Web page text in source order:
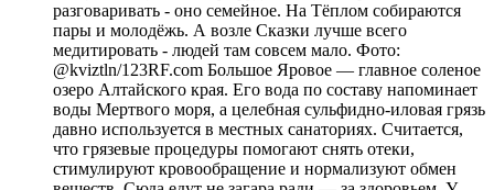
разговаривать - оно семейное. На Тёплом собираются
пары и молодёжь. А возле Сказки лучше всего
медитировать - людей там совсем мало. Фото:
@kviztln/123RF.com Большое Яровое — главное соленое
озеро Алтайского края. Его вода по составу напоминает
воды Мертвого моря, а целебная сульфидно-иловая грязь
давно используется в местных санаториях. Считается,
что грязевые процедуры помогают снять отеки,
стимулируют кровообращение и нормализуют обмен